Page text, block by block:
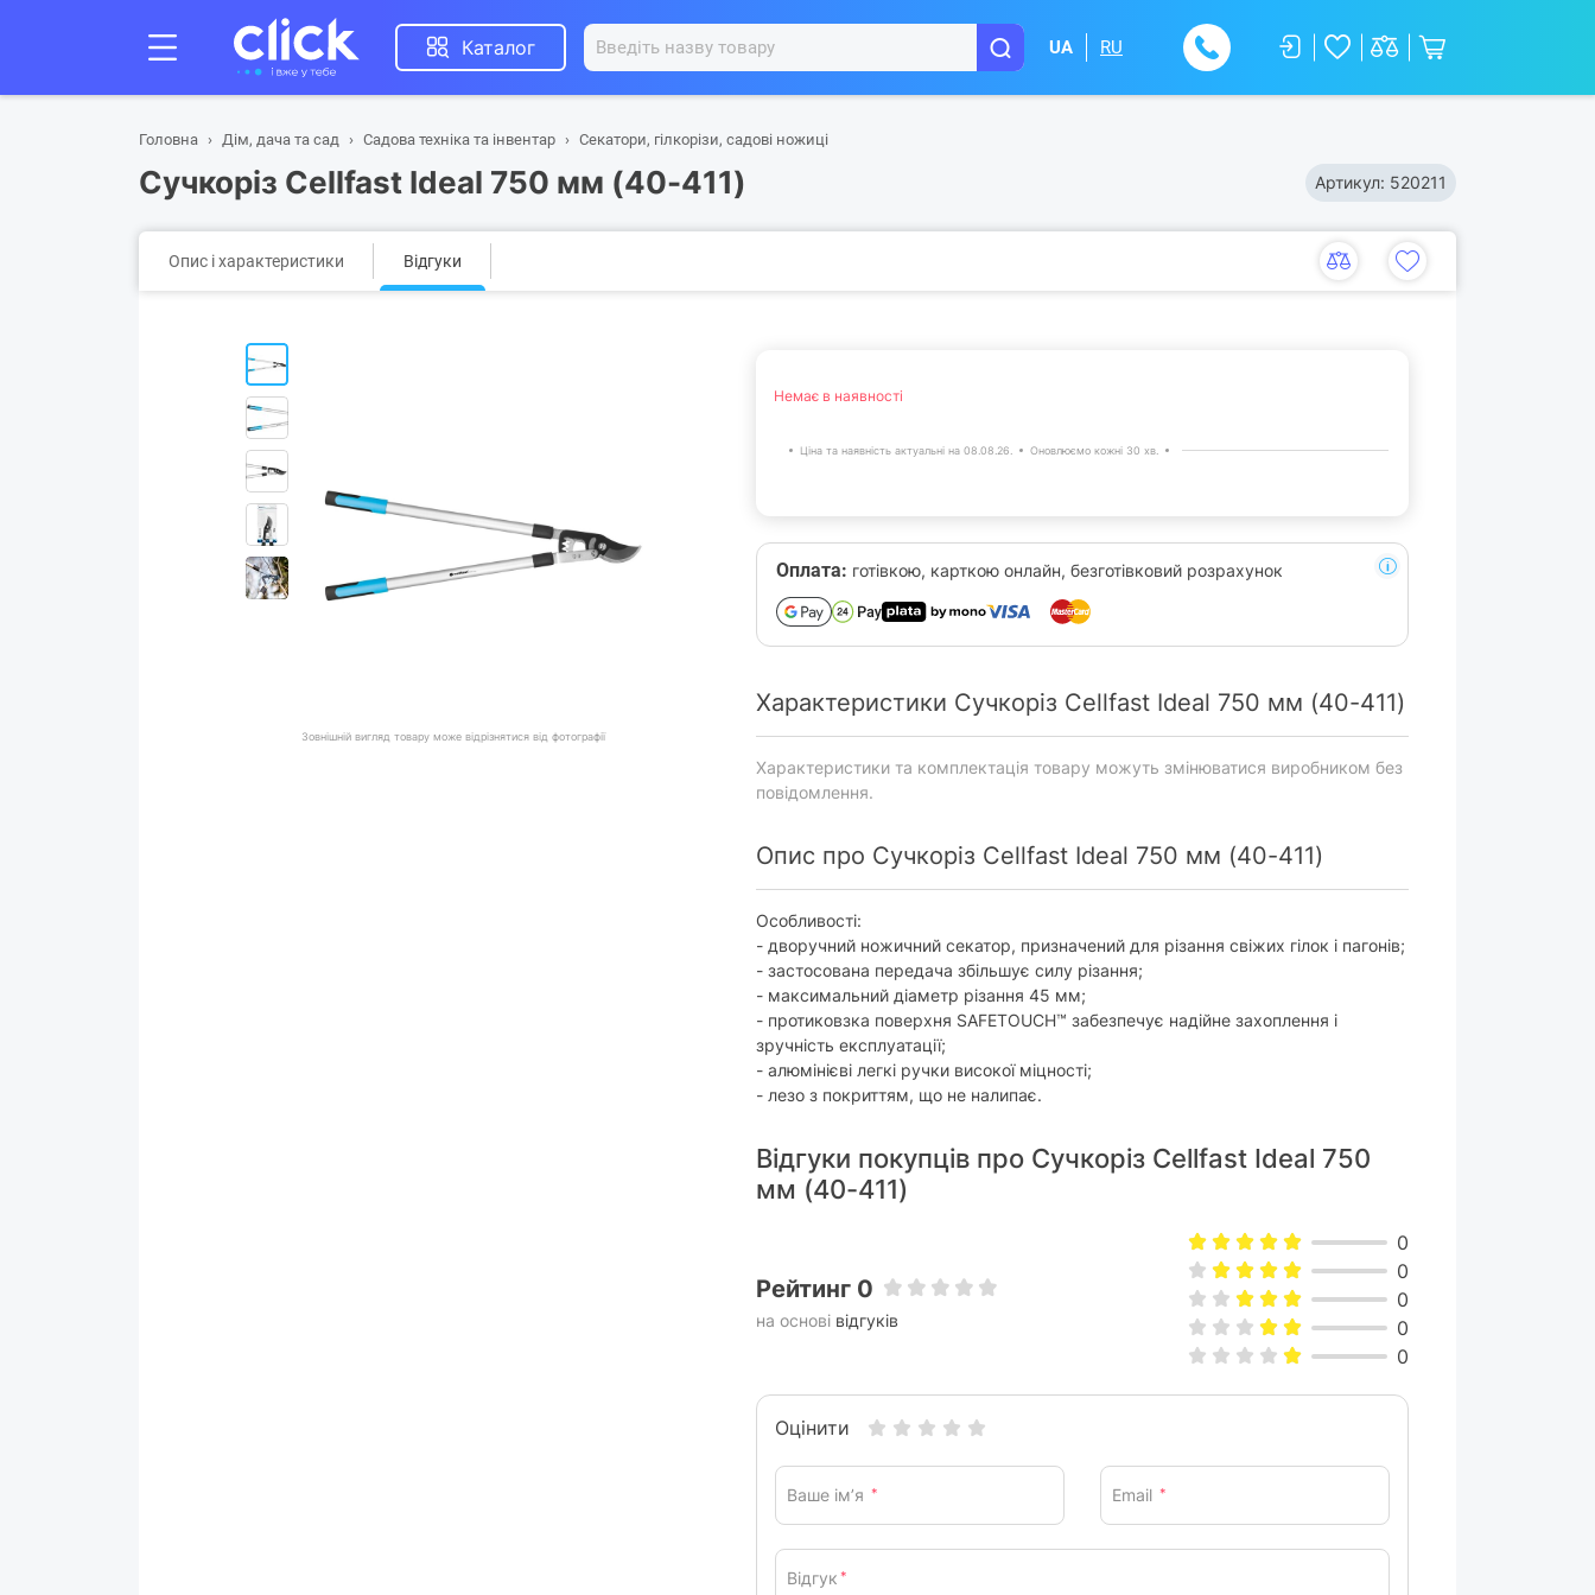
Каталог UA RU
Головна Дім, дача та сад Садова техніка та інвентар Секатори, гілкорізи, садові ножиці
Сучкоріз Cellfast Ideal 750 мм (40-411) Артикул: 520211
Опис і характеристики Відгуки
Зовнішній вигляд товару може відрізнятися від фотографії
Немає в наявності
Ціна та наявність актуальні на 08.08.26. Оновлюємо кожні 30 хв.
Оплата: готівкою, карткою онлайн, безготівковий розрахунок
Характеристики Сучкоріз Cellfast Ideal 750 мм (40-411)
Характеристики та комплектація товару можуть змінюватися виробником без
повідомлення.
Опис про Сучкоріз Cellfast Ideal 750 мм (40-411)
Особливості:
- дворучний ножичний секатор, призначений для різання свіжих гілок і пагонів;
- застосована передача збільшує силу різання;
- максимальний діаметр різання 45 мм;
- протиковзка поверхня SAFETOUCH™ забезпечує надійне захоплення і
зручність експлуатації;
- алюмінієві легкі ручки високої міцності;
- лезо з покриттям, що не налипає.
Відгуки покупців про Сучкоріз Cellfast Ideal 750
мм (40-411)
Рейтинг 0
на основі відгуків
0
0
0
0
0
Оцінити
Ваше ім’я * Email *
Відгук *